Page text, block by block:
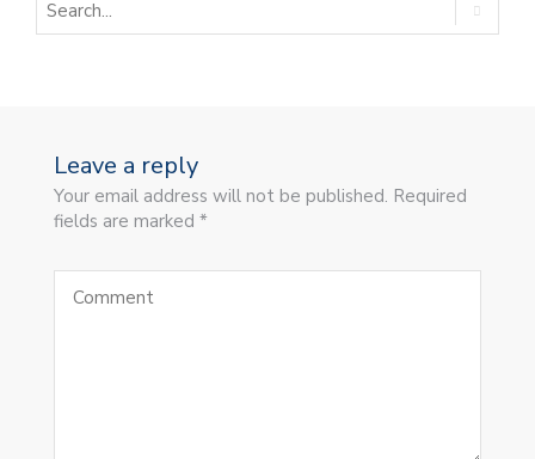
Leave a reply
Your email address will not be published. Required
fields are marked *